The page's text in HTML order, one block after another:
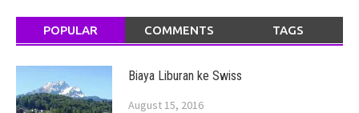
POPULAR COMMENTS TAGS
Biaya Liburan ke Swiss
August 15, 2016